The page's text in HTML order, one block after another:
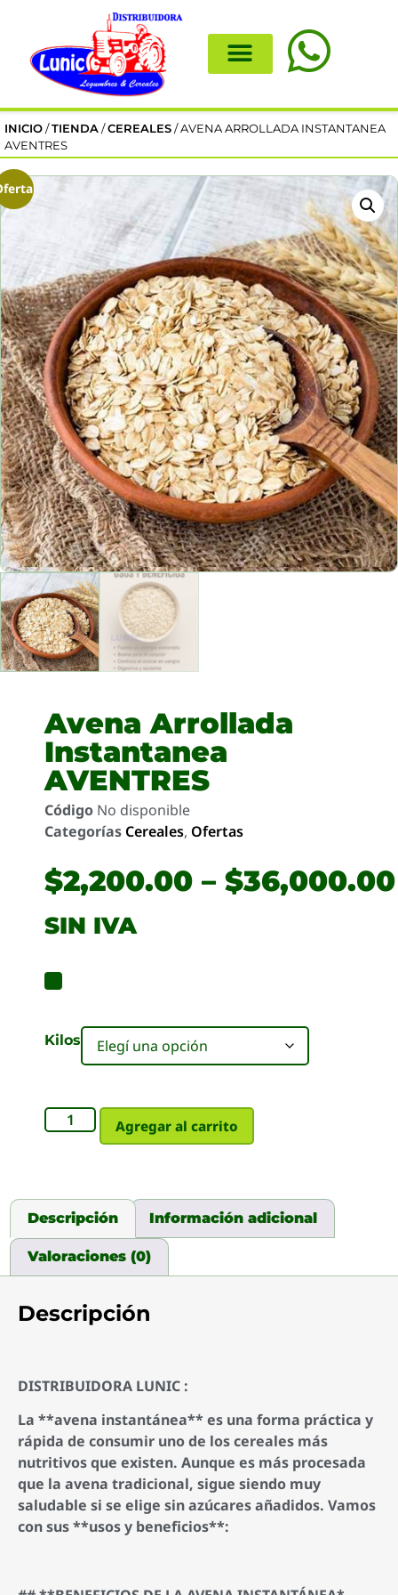
INICIO /TIENDA /CEREALES / AVENA ARROLLADA INSTANTANEA
AVENTRES
Avena Arrollada
Instantanea
AVENTRES
Código No disponible
Categorías Cereales, Ofertas
$2,200.00 – $36,000.00
SIN IVA
Kilos
Agregar al carrito
Descripción Información adicional
Valoraciones (0)
Descripción
DISTRIBUIDORA LUNIC :
La **avena instantánea** es una forma práctica y
rápida de consumir uno de los cereales más
nutritivos que existen. Aunque es más procesada
que la avena tradicional, sigue siendo muy
saludable si se elige sin azúcares añadidos. Vamos
con sus **usos y beneficios**: